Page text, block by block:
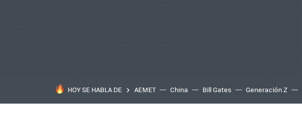
HOY SE HABLA DE AEMET China Bill Gates Generación Z